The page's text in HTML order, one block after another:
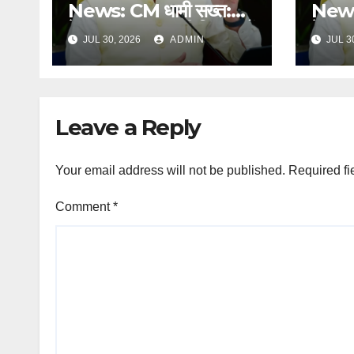
News: CM धामी सख्त:
हेल्पलाइन-1905 की शिकायतों
में लापरवाही पर होगी कार्रवाई,
शून्य प्रदर्शन वाले अधिकारियों
JUL 30, 2026 ADMIN
में
शून्य
JUL
Leave a Reply
Your email address will not be published. Required
Comment*